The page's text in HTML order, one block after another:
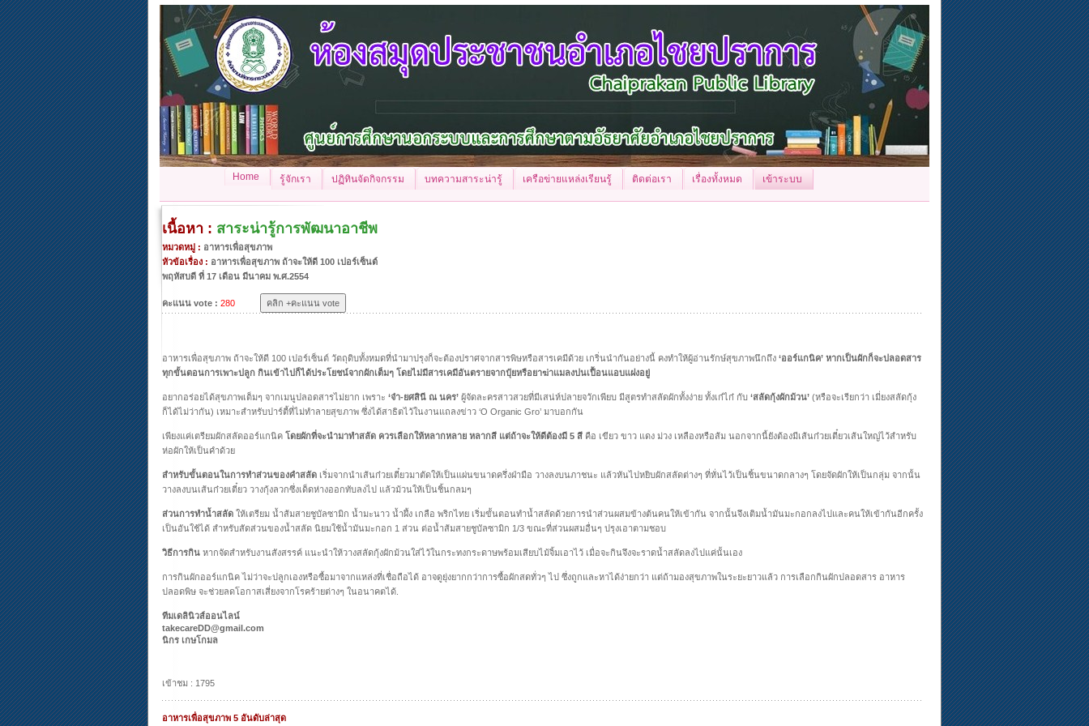
Home รู้จักเรา ปฏิทินจัดกิจกรรม บทความสาระน่ารู้ เครือข่ายแหล่งเรียนรู้ ติดต่อเรา เรื่องทั้งหมด เข้าระบบ
เนื้อหา : สาระน่ารู้การพัฒนาอาชีพ
หมวดหมู่ : อาหารเพื่อสุขภาพ
หัวข้อเรื่อง : อาหารเพื่อสุขภาพ ถ้าจะให้ดี 100 เปอร์เซ็นต์
พฤหัสบดี ที่ 17 เดือน มีนาคม พ.ศ.2554
คะแนน vote : 280
อาหารเพื่อสุขภาพ ถ้าจะให้ดี 100 เปอร์เซ็นต์ วัตถุดิบทั้งหมดที่นำมาปรุงก็จะต้องปราศจากสารพิษหรือสารเคมีด้วย เกริ่นนำกันอย่างนี้ คงทำให้ผู้อ่านรักษ์สุขภาพนึกถึง ‘ออร์แกนิค’ หากเป็นผักก็จะปลอดสาร
ทุกขั้นตอนการเพาะปลูก กินเข้าไปก็ได้ประโยชน์จากผักเต็มๆ โดยไม่มีสารเคมีอันตรายจากปุ๋ยหรือยาฆ่าแมลงปนเปื้อนแอบแฝงอยู่
อยากอร่อยได้สุขภาพเต็มๆ จากเมนูปลอดสารไม่ยาก เพราะ ‘จ๋า-ยศสินี ณ นคร’ ผู้จัดละครสาวสวยที่มีเสน่ห์ปลายจวักเพียบ มีสูตรทำสลัดผักทั้งง่าย ทั้งเก๋ไก๋ กับ ‘สลัดกุ้งผักม้วน’ (หรือจะเรียกว่า เมี่ยงสลัดกุ้ง
ก็ได้ไม่ว่ากัน) เหมาะสำหรับปาร์ตี้ที่ไม่ทำลายสุขภาพ ซึ่งได้สาธิตไว้ในงานแถลงข่าว ‘O Organic Gro’ มาบอกกัน
เพียงแค่เตรียมผักสลัดออร์แกนิค โดยผักที่จะนำมาทำสลัด ควรเลือกให้หลากหลาย หลากสี แต่ถ้าจะให้ดีต้องมี 5 สี คือ เขียว ขาว แดง ม่วง เหลืองหรือส้ม นอกจากนี้ยังต้องมีเส้นก๋วยเตี๋ยวเส้นใหญ่ไว้สำหรับ
ห่อผักให้เป็นคำด้วย
สำหรับขั้นตอนในการทำส่วนของคำสลัด เริ่มจากนำเส้นก๋วยเตี๋ยวมาตัดให้เป็นแผ่นขนาดครึ่งฝ่ามือ วางลงบนภาชนะ แล้วหันไปหยิบผักสลัดต่างๆ ที่หั่นไว้เป็นชิ้นขนาดกลางๆ โดยจัดผักให้เป็นกลุ่ม จากนั้น
วางลงบนเส้นก๋วยเตี๋ยว วางกุ้งลวกซึ่งเด็ดห่างออกทับลงไป แล้วม้วนให้เป็นชิ้นกลมๆ
ส่วนการทำน้ำสลัด ให้เตรียม น้ำส้มสายชูบัลซามิก น้ำมะนาว น้ำผึ้ง เกลือ พริกไทย เริ่มขั้นตอนทำน้ำสลัดด้วยการนำส่วนผสมข้างต้นคนให้เข้ากัน จากนั้นจึงเติมน้ำมันมะกอกลงไปและคนให้เข้ากันอีกครั้ง
เป็นอันใช้ได้ สำหรับสัดส่วนของน้ำสลัด นิยมใช้น้ำมันมะกอก 1 ส่วน ต่อน้ำส้มสายชูบัลซามิก 1/3 ขณะที่ส่วนผสมอื่นๆ ปรุงเอาตามชอบ
วิธีการกิน หากจัดสำหรับงานสังสรรค์ แนะนำให้วางสลัดกุ้งผักม้วนใส่ไว้ในกระทงกระดาษพร้อมเสียบไม้จิ้มเอาไว้ เมื่อจะกินจึงจะราดน้ำสลัดลงไปแค่นั้นเอง
การกินผักออร์แกนิค ไม่ว่าจะปลูกเองหรือซื้อมาจากแหล่งที่เชื่อถือได้ อาจดูยุ่งยากกว่าการซื้อผักสดทั่วๆ ไป ซึ่งถูกและหาได้ง่ายกว่า แต่ถ้ามองสุขภาพในระยะยาวแล้ว การเลือกกินผักปลอดสาร อาหาร
ปลอดพิษ จะช่วยลดโอกาสเสี่ยงจากโรคร้ายต่างๆ ในอนาคตได้.
ทีมเดลินิวส์ออนไลน์
takecareDD@gmail.com
นิกร เกษโกมล
เข้าชม : 1795
อาหารเพื่อสุขภาพ 5 อันดับล่าสุด